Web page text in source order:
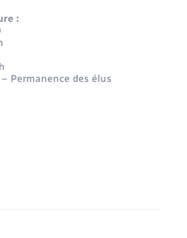
:
Permanence des élus